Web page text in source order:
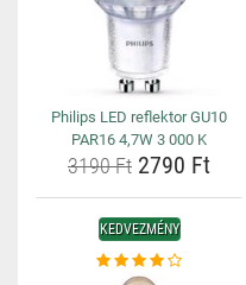
Philips LED reflektor GU10
PAR16 4,7W 3 000 K
3190 Ft 2790 Ft
KEDVEZMÉNY